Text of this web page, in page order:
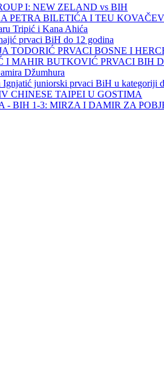
I: NEW ZELAND vs BIH
PETRA BILETIĆA I TEU
Tripić i Kana Ahića
prvaci BiH do 12 godina
TODORIĆ PRVACI BOSNE I
I MAHIR BUTKOVIĆ PRVACI BIH
Džumhura
Ignjatić juniorski prvaci BiH u kategoriji
CHINESE TAIPEI U GOSTIMA
- BIH 1-3: MIRZA I DAMIR ZA